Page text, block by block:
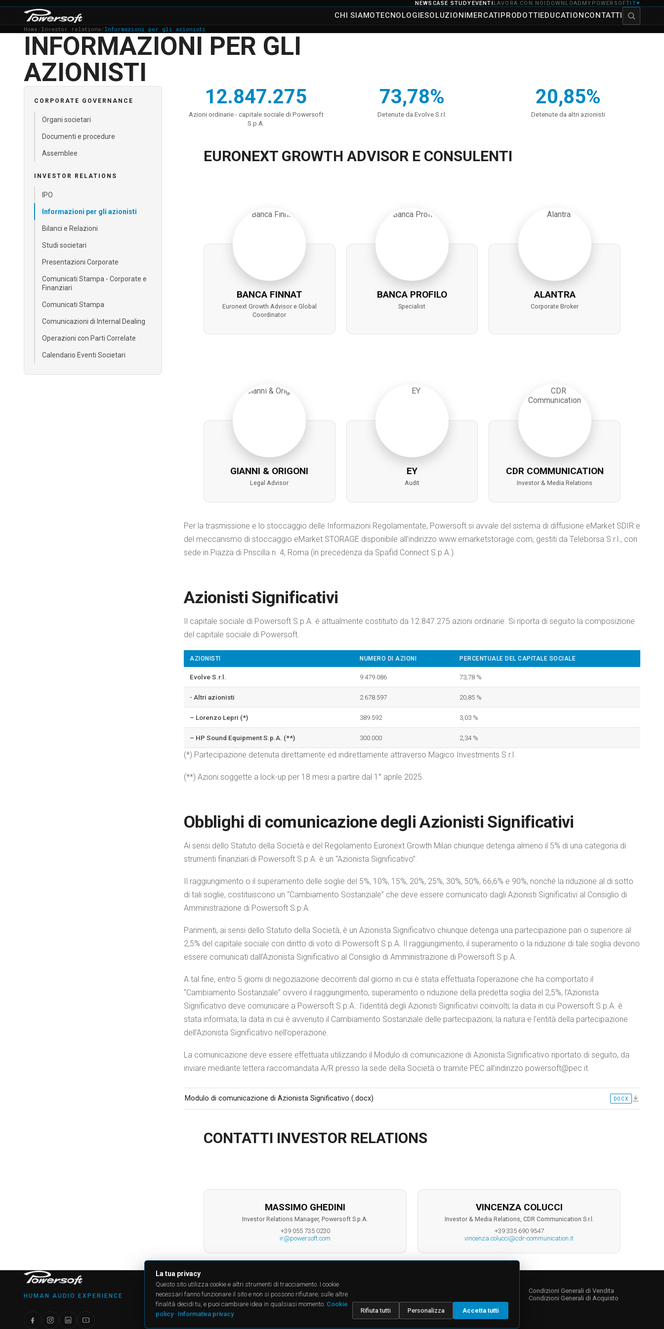
NEWS CASE STUDYEVENTI LAVORA CON NOI DOWNLOAD MYPOWERSOFTIT▼
CHI SIAMOTECNOLOGIESOLUZIONIMERCATIPRODOTTIEDUCATIONCONTATTI
Home / Investor relations/ Informazioni per gli azionisti
INFORMAZIONI PER GLI
AZIONISTI
CORPORATE GOVERNANCE
Organi societari
Documenti e procedure
Assemblee
INVESTOR RELATIONS
IPO
Informazioni per gli azionisti
Bilanci e Relazioni
Studi societari
Presentazioni Corporate
Comunicati Stampa - Corporate e
Finanziari
Comunicati Stampa
Comunicazioni di Internal Dealing
Operazioni con Parti Correlate
Calendario Eventi Societari
12.847.275
Azioni ordinarie - capitale sociale di Powersoft
S.p.A.
73,78%
Detenute da Evolve S.r.l.
20,85%
Detenute da altri azionisti
EURONEXT GROWTH ADVISOR E CONSULENTI
BANCA FINNAT
Euronext Growth Advisor e Global
Coordinator
BANCA PROFILO
Specialist
ALANTRA
Corporate Broker
GIANNI & ORIGONI
Legal Advisor
EY
Audit
CDR COMMUNICATION
Investor & Media Relations
Per la trasmissione e lo stoccaggio delle Informazioni Regolamentate, Powersoft si avvale del sistema di diffusione eMarket SDIR e
del meccanismo di stoccaggio eMarket STORAGE disponibile all’indirizzo www.emarketstorage.com, gestiti da Teleborsa S.r.l., con
sede in Piazza di Priscilla n. 4, Roma (in precedenza da Spafid Connect S.p.A.).
Azionisti Significativi
Il capitale sociale di Powersoft S.p.A. è attualmente costituito da 12.847.275 azioni ordinarie. Si riporta di seguito la composizione
del capitale sociale di Powersoft.
AZIONISTI NUMERO DI AZIONI PERCENTUALE DEL CAPITALE SOCIALE
Evolve S.r.l. 9.479.086 73,78 %
- Altri azionisti 2.678.597 20,85 %
– Lorenzo Lepri (*) 389.592 3,03 %
– HP Sound Equipment S.p.A. (**) 300.000 2,34 %
(*) Partecipazione detenuta direttamente ed indirettamente attraverso Magico Investments S.r.l.
(**) Azioni soggette a lock-up per 18 mesi a partire dal 1° aprile 2025.
Obblighi di comunicazione degli Azionisti Significativi
Ai sensi dello Statuto della Società e del Regolamento Euronext Growth Milan chiunque detenga almeno il 5% di una categoria di
strumenti finanziari di Powersoft S.p.A. è un “Azionista Significativo”.
Il raggiungimento o il superamento delle soglie del 5%, 10%, 15%, 20%, 25%, 30%, 50%, 66,6% e 90%, nonché la riduzione al di sotto
di tali soglie, costituiscono un “Cambiamento Sostanziale” che deve essere comunicato dagli Azionisti Significativi al Consiglio di
Amministrazione di Powersoft S.p.A.
Parimenti, ai sensi dello Statuto della Società, è un Azionista Significativo chiunque detenga una partecipazione pari o superiore al
2,5% del capitale sociale con diritto di voto di Powersoft S.p.A. Il raggiungimento, il superamento o la riduzione di tale soglia devono
essere comunicati dall’Azionista Significativo al Consiglio di Amministrazione di Powersoft S.p.A.
A tal fine, entro 5 giorni di negoziazione decorrenti dal giorno in cui è stata effettuata l’operazione che ha comportato il
“Cambiamento Sostanziale” ovvero il raggiungimento, superamento o riduzione della predetta soglia del 2,5%, l’Azionista
Significativo deve comunicare a Powersoft S.p.A.: l’identità degli Azionisti Significativi coinvolti; la data in cui Powersoft S.p.A. è
stata informata; la data in cui è avvenuto il Cambiamento Sostanziale delle partecipazioni; la natura e l’entità della partecipazione
dell’Azionista Significativo nell’operazione.
La comunicazione deve essere effettuata utilizzando il Modulo di comunicazione di Azionista Significativo riportato di seguito, da
inviare mediante lettera raccomandata A/R presso la sede della Società o tramite PEC all’indirizzo powersoft@pec.it.
Modulo di comunicazione di Azionista Significativo (.docx) DOCX
CONTATTI INVESTOR RELATIONS
MASSIMO GHEDINI
Investor Relations Manager, Powersoft S.p.A.
+39 055 735 0230
ir@powersoft.com
VINCENZA COLUCCI
Investor & Media Relations, CDR Communication S.r.l.
+39 335 690 9547
vincenza.colucci@cdr-communication.it
HUMAN AUDIO EXPERIENCE
PRODUCTS
All products
Case Studies
Applications
Downloads
FAQ
Find a Dealer
Investor Relations
Corporate Governance
Condizioni Generali di Vendita
Condizioni Generali di Acquisto
La tua privacy
Questo sito utilizza cookie e altri strumenti di tracciamento. I cookie
necessari fanno funzionare il sito e non si possono rifiutare; sulle altre
finalità decidi tu, e puoi cambiare idea in qualsiasi momento. Cookie
policy· Informativa privacy Rifiuta tutti Personalizza Accetta tutti